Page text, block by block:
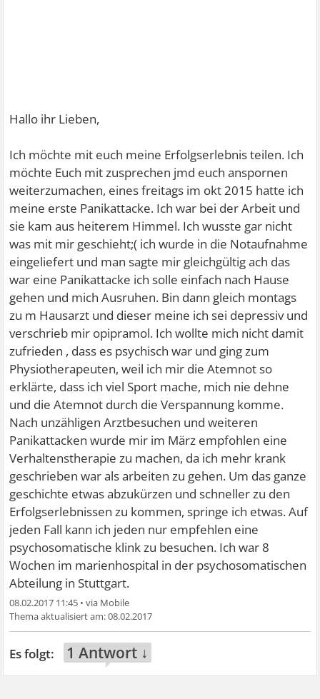
Hallo ihr Lieben,
Ich möchte mit euch meine Erfolgserlebnis teilen. Ich
möchte Euch mit zusprechen jmd euch anspornen
weiterzumachen, eines freitags im okt 2015 hatte ich
meine erste Panikattacke. Ich war bei der Arbeit und
sie kam aus heiterem Himmel. Ich wusste gar nicht
was mit mir geschieht;( ich wurde in die Notaufnahme
eingeliefert und man sagte mir gleichgültig ach das
war eine Panikattacke ich solle einfach nach Hause
gehen und mich Ausruhen. Bin dann gleich montags
zu m Hausarzt und dieser meine ich sei depressiv und
verschrieb mir opipramol. Ich wollte mich nicht damit
zufrieden , dass es psychisch war und ging zum
Physiotherapeuten, weil ich mir die Atemnot so
erklärte, dass ich viel Sport mache, mich nie dehne
und die Atemnot durch die Verspannung komme.
Nach unzähligen Arztbesuchen und weiteren
Panikattacken wurde mir im März empfohlen eine
Verhaltenstherapie zu machen, da ich mehr krank
geschrieben war als arbeiten zu gehen. Um das ganze
geschichte etwas abzukürzen und schneller zu den
Erfolgserlebnissen zu kommen, springe ich etwas. Auf
jeden Fall kann ich jeden nur empfehlen eine
psychosomatische klink zu besuchen. Ich war 8
Wochen im marienhospital in der psychosomatischen
Abteilung in Stuttgart.
08.02.2017 11:45 •
08.02.2017
1 Antwort ↓